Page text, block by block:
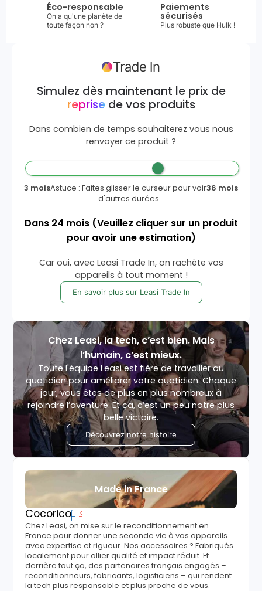
Éco-responsable
On a qu'une planète de
toute façon non ?
Paiements
sécurisés
Plus robuste que Hulk !
Simulez dès maintenant le prix de
reprisede vos produits
Dans combien de temps souhaiterez vous nous
renvoyer ce produit ?
3 moisAstuce : Faites glisser le curseur pour voir
d'autres durées
36 mois
Dans 24 mois (Veuillez cliquer sur un produit
pour avoir une estimation)
Car oui, avec Leasi Trade In, on rachète vos
appareils à tout moment !
En savoir plus sur Leasi Trade In
Chez Leasi, la tech, c’est bien. Mais
l’humain, c’est mieux.
Toute l'équipe Leasi est fière de travailler au
quotidien pour améliorer votre quotidien. Chaque
jour, vous êtes de plus en plus nombreux à
rejoindre l’aventure. Et ça, c’est un peu notre plus
belle victoire.
Découvrez notre histoire
Made in France
Cocorico
Chez Leasi, on mise sur le reconditionnement en
France pour donner une seconde vie à vos appareils
avec expertise et rigueur. Nos accessoires ? Fabriqués
localement pour allier qualité et impact réduit. Et
derrière tout ça, des partenaires français engagés –
reconditionneurs, fabricants, logisticiens – qui rendent
la tech plus responsable et plus proche de vous.